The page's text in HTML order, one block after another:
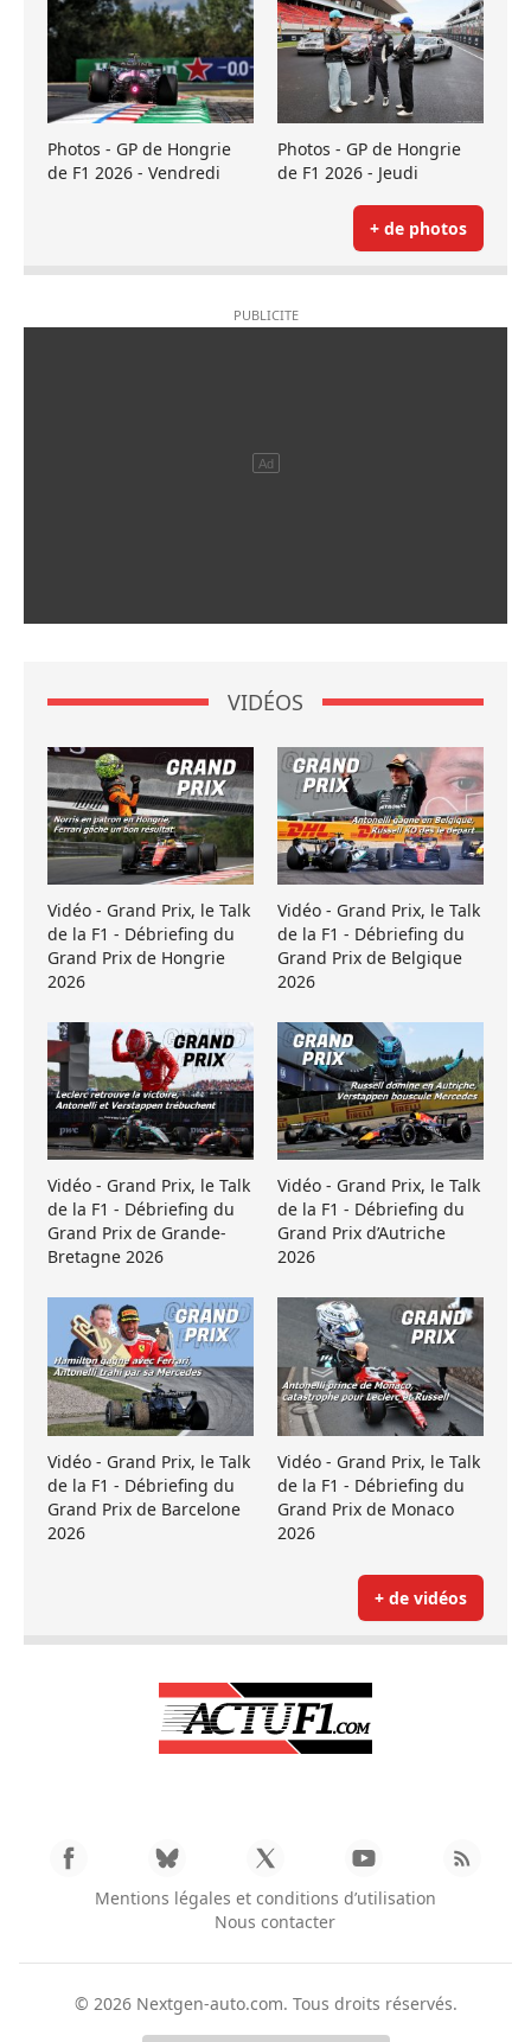
Photos - GP de Hongrie
de F1 2026 - Vendredi
Photos - GP de Hongrie
de F1 2026 - Jeudi
+ de photos
VIDÉOS
Vidéo - Grand Prix, le Talk
de la F1 - Débriefing du
Grand Prix de Hongrie
2026
Vidéo - Grand Prix, le Talk
de la F1 - Débriefing du
Grand Prix de Belgique
2026
Vidéo - Grand Prix, le Talk
de la F1 - Débriefing du
Grand Prix de Grande-
Bretagne 2026
Vidéo - Grand Prix, le Talk
de la F1 - Débriefing du
Grand Prix d’Autriche
2026
Vidéo - Grand Prix, le Talk
de la F1 - Débriefing du
Grand Prix de Barcelone
2026
Vidéo - Grand Prix, le Talk
de la F1 - Débriefing du
Grand Prix de Monaco
2026
+ de vidéos
Mentions légales et conditions d’utilisation
Nous contacter
© 2026 Nextgen-auto.com. Tous droits réservés.